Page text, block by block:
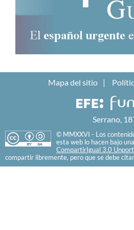
Mapa del sitio
Serrano,
© MMXXVI - Los
esta web lo hacen bajo
CompartirIgual 3.0
compartir libremente, pero que se debe